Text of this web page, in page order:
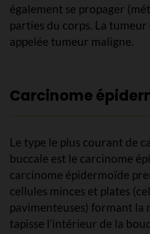
également se propager
parties du corps. La tumeur
appelée tumeur maligne.
Carcinome
Le type le plus courant de
buccale est le carcinome
carcinome épidermoïde
cellules minces et plates
pavimenteuses) formant la
tapisse l’intérieur de la